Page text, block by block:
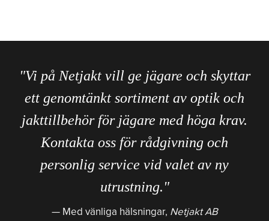
"Vi på Netjakt vill ge jägare och skyttar
ett genomtänkt sortiment av optik och
jakttillbehör för jägare med höga krav.
Kontakta oss för rådgivning och
personlig service vid valet av ny
utrustning."
Med vänliga hälsningar, Netjakt AB